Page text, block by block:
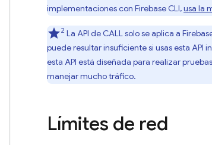
implementaciones con Firebase CLI,usa la
2 La API de CALL solo se aplica a
puede resultar insuficiente si usas esta
esta API está diseñada para realizar
manejar mucho tráfico.
Límites de red